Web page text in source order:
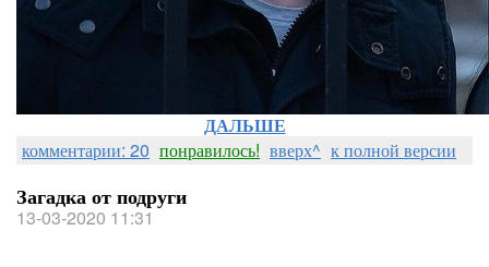
ДАЛЬШЕ
комментарии: 20 понравилось! вверх^ к полной версии
Загадка от подруги
13-03-2020 11:31